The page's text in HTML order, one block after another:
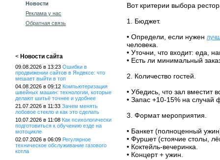
Новости
Реклама у нас
Обратная связь
< Новости сайта
09.08.2026 в 13:23 Ошибки в
продвижении сайтов в Яндексе: что
мешает выйти в топ
04.08.2026 в 09:12 Компьютеризация
швейных машин: технологии, которые
делают шитьё точнее и удобнее
21.07.2026 в 11:33 Зачем менять
лобовое стекло и как это сделать
10.07.2026 в 11:08 Как психологически
подготовиться к обучению езде на
мотоцикле
02.07.2026 в 06:09 Регулярное
техническое обслуживание газового
котла
Вот критерии выбора
1. Бюджет.
• Определи, если нужен
человека.
• Уточни, что входит: еда,
• Есть ли минимальный
2. Количество гостей.
• Убедись, что зал вместит
• Запас +10-15% на случай
3. Формат мероприятия.
• Банкет (полноценный
• Фуршет (стоячие столы,
• Коктейль-вечеринка.
• Концерт + ужин.